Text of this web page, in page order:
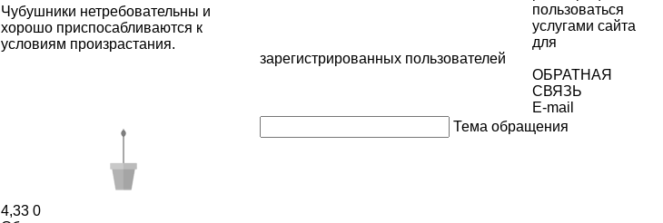
Чубушники нетребовательны и
хорошо приспосабливаются к
условиям произрастания.
4,33 0
пользоваться
услугами сайта
для
зарегистрированных пользователей
ОБРАТНАЯ
СВЯЗЬ
E-mail
Тема обращения